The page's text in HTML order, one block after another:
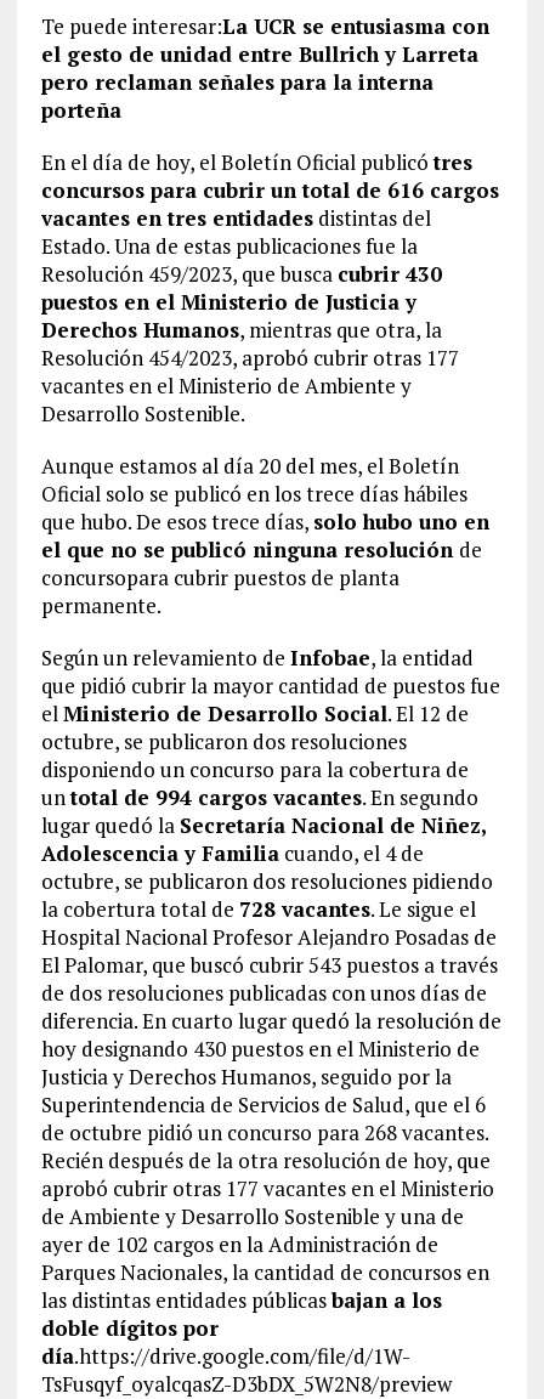
Te puede interesar:La UCR se entusiasma con
el gesto de unidad entre Bullrich y Larreta
pero reclaman señales para la interna
porteña
En el día de hoy, el Boletín Oficial publicótres
concursos para cubrir un total de 616 cargos
vacantes en tres entidadesdistintas del
Estado. Una de estas publicaciones fue la
Resolución 459/2023, que busca cubrir 430
puestos en el Ministerio de Justicia y
Derechos Humanos, mientras que otra, la
Resolución 454/2023, aprobó cubrir otras 177
vacantes en el Ministerio de Ambiente y
Desarrollo Sostenible.
Aunque estamos al día 20 del mes, el Boletín
Oficial solo se publicó en los trece días hábiles
que hubo. De esos trece días, solo hubo uno en
el que no se publicó ninguna resolución de
concursopara cubrir puestos de planta
permanente.
Según un relevamiento de Infobae, la entidad
que pidió cubrir la mayor cantidad de puestos fue
elMinisterio de Desarrollo Social. El 12 de
octubre, se publicaron dos resoluciones
disponiendo un concurso para la cobertura de
untotal de 994 cargos vacantes. En segundo
lugar quedó la Secretaría Nacional de Niñez,
Adolescencia y Familiacuando, el 4 de
octubre, se publicaron dos resoluciones pidiendo
la cobertura total de 728 vacantes. Le sigue el
Hospital Nacional Profesor Alejandro Posadas de
El Palomar, que buscó cubrir 543 puestos a través
de dos resoluciones publicadas con unos días de
diferencia. En cuarto lugar quedó la resolución de
hoy designando 430 puestos en el Ministerio de
Justicia y Derechos Humanos, seguido por la
Superintendencia de Servicios de Salud, que el 6
de octubre pidió un concurso para 268 vacantes.
Recién después de la otra resolución de hoy, que
aprobó cubrir otras 177 vacantes en el Ministerio
de Ambiente y Desarrollo Sostenible y una de
ayer de 102 cargos en la Administración de
Parques Nacionales, la cantidad de concursos en
las distintas entidades públicasbajan a los
doble dígitos por
día.https://drive.google.com/file/d/1W-
TsFusqyf_oyalcqasZ-D3bDX_5W2N8/preview